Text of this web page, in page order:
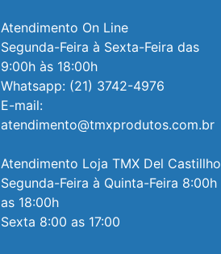
Atendimento On Line
Segunda-Feira à Sexta-Feira das
9:00h às 18:00h
Whatsapp: (21) 3742-4976
E-mail:
atendimento@tmxprodutos.com.br
Atendimento Loja TMX Del Castillho
Segunda-Feira à Quinta-Feira 8:00h
as 18:00h
Sexta 8:00 as 17:00